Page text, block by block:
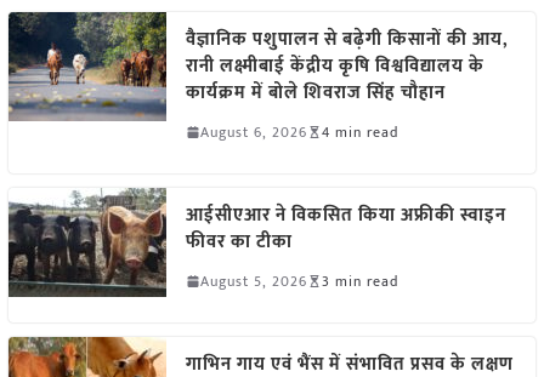
वैज्ञानिक पशुपालन से बढ़ेगी किसानों की आय,
रानी लक्ष्मीबाई केंद्रीय कृषि विश्वविद्यालय के
कार्यक्रम में बोले शिवराज सिंह चौहान
August 6, 2026 4 min read
आईसीएआर ने विकसित किया अफ्रीकी स्वाइन
फीवर का टीका
August 5, 2026 3 min read
गाभिन गाय एवं भैंस में संभावित प्रसव के लक्षण